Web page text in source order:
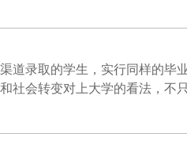
道录取的学生，实行同样的毕
社会转变对上大学的看法，不